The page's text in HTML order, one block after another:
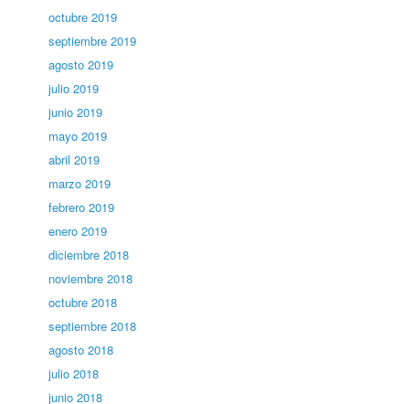
octubre 2019
septiembre 2019
agosto 2019
julio 2019
junio 2019
mayo 2019
abril 2019
marzo 2019
febrero 2019
enero 2019
diciembre 2018
noviembre 2018
octubre 2018
septiembre 2018
agosto 2018
julio 2018
junio 2018